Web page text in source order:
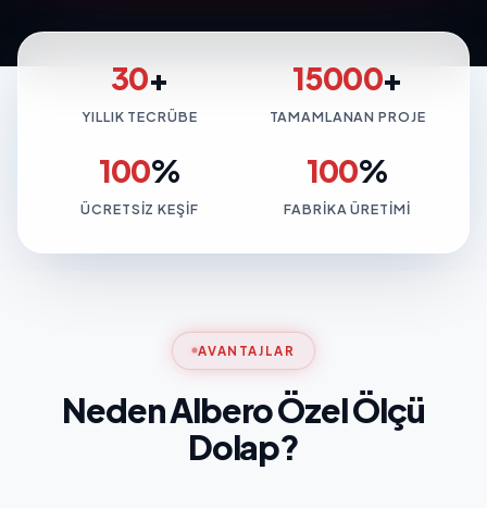
30+
YILLIK TECRÜBE
15000+
TAMAMLANAN PROJE
100%
ÜCRETSIZ KEŞIF
100%
FABRIKA ÜRETIMI
AVANTAJLAR
Neden Albero Özel Ölçü
Dolap?